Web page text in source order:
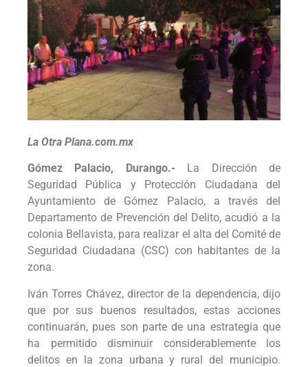
La Otra Plana.com.mx
Gómez Palacio, Durango.-
La Dirección de
Seguridad Pública y Protección Ciudadana del
Ayuntamiento de Gómez Palacio, a través del
Departamento de Prevención del Delito, acudió a la
colonia Bellavista, para realizar el alta del Comité de
Seguridad Ciudadana (CSC) con habitantes de la
zona.
Iván Torres Chávez, director de la dependencia, dijo
que por sus buenos resultados, estas acciones
continuarán, pues son parte de una estrategia que
ha permitido disminuir considerablemente los
delitos en la zona urbana y rural del municipio.